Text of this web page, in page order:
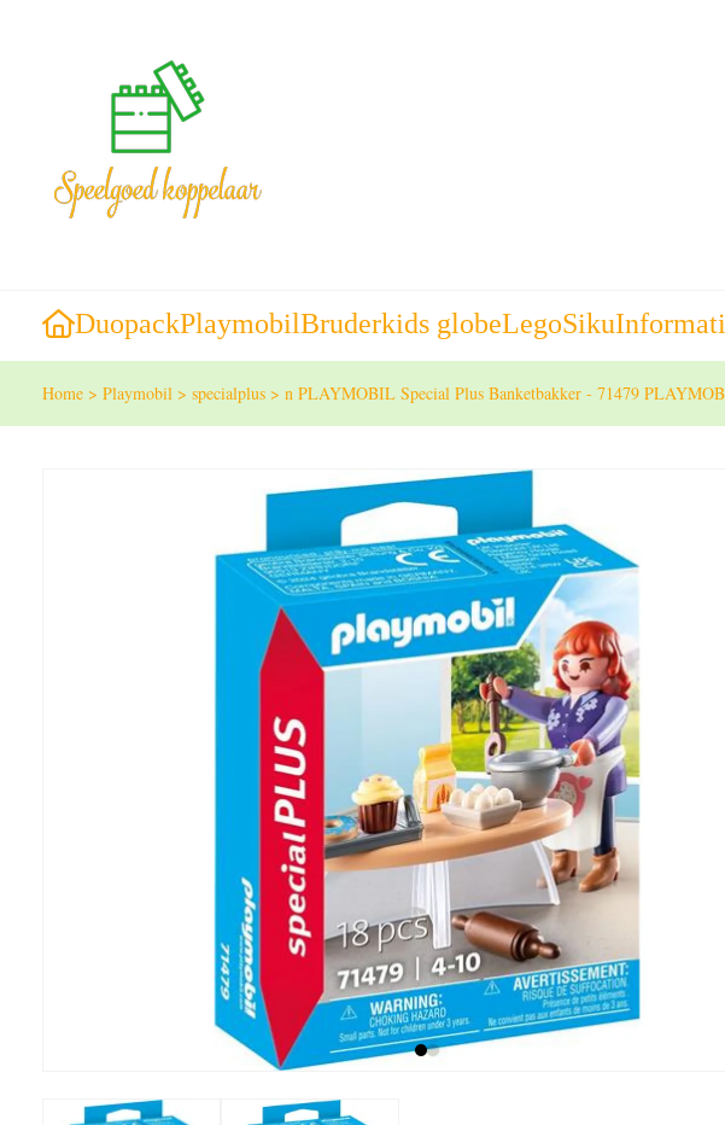
DuopackPlaymobilBruderkids globeLegoSiku
Home > Playmobil > specialplus > n PLAYMOBIL Special Plus Banketbakker - 71479